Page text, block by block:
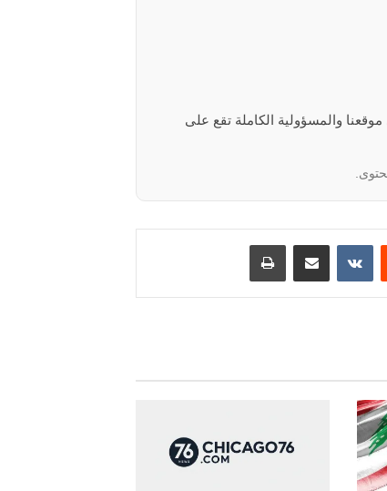
والمسؤولية الكاملة تقع على
‏Reddit
‏VKontakte مشاركة عبر البريد طباعة